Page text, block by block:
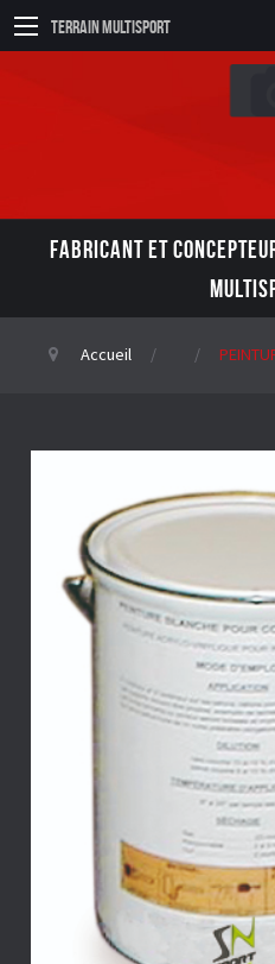
Terrain Multisport
FABRICANT ET
Accueil